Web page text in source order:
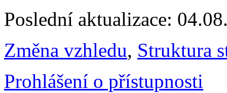
Poslední aktualizace:
Změna vzhledu, Struktura
Prohlášení o přístupnosti